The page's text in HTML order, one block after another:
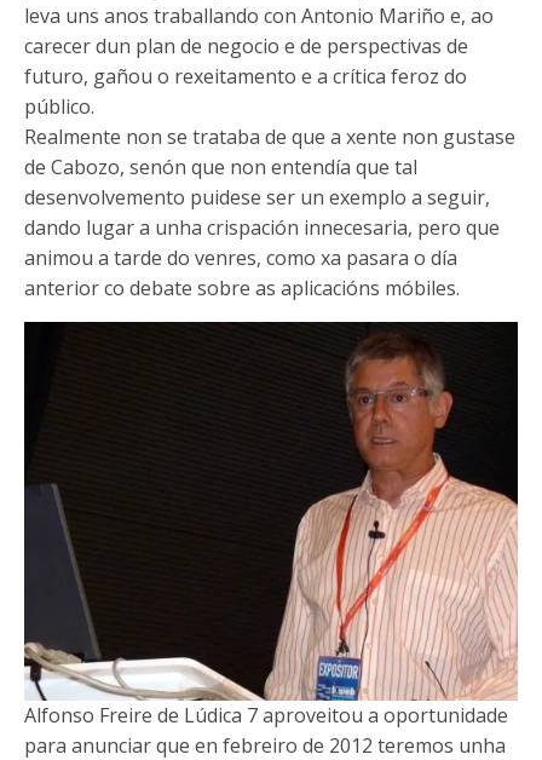
leva uns anos traballando con Antonio Mariño e, ao
carecer dun plan de negocio e de perspectivas de
futuro, gañou o rexeitamento e a crítica feroz do
público.
Realmente non se trataba de que a xente non gustase
de Cabozo, senón que non entendía que tal
desenvolvemento puidese ser un exemplo a seguir,
dando lugar a unha crispación innecesaria, pero que
animou a tarde do venres, como xa pasara o día
anterior co debate sobre as aplicacións móbiles.
Alfonso Freire de Lúdica 7 aproveitou a oportunidade
para anunciar que en febreiro de 2012 teremos unha